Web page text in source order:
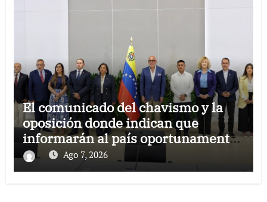
El comunicado del chavismo y la
oposición donde indican que
informarán al país oportunamente
sobre los avances alcanzado
Ago 7, 2026